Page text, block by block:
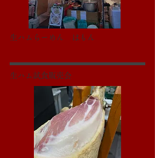
生ハムらーめん はもん
生ハム試食販売会